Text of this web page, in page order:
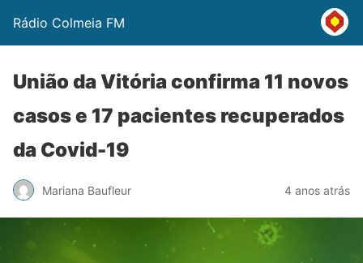
Rádio Colmeia FM
União da Vitória confirma 11 novos
casos e 17 pacientes recuperados
da Covid-19
Mariana Baufleur 4 anos atrás